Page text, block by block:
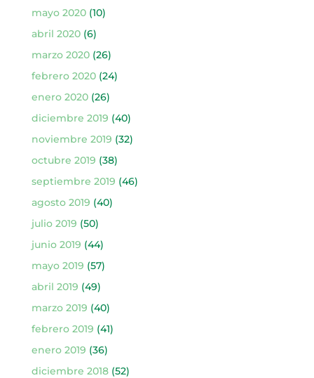
mayo 2020(10)
abril 2020(6)
marzo 2020(26)
febrero 2020(24)
enero 2020(26)
diciembre 2019 (40)
noviembre 2019 (32)
octubre 2019 (38)
septiembre 2019 (46)
agosto 2019 (40)
julio 2019 (50)
junio 2019 (44)
mayo 2019 (57)
abril 2019 (49)
marzo 2019 (40)
febrero 2019 (41)
enero 2019 (36)
diciembre 2018(52)